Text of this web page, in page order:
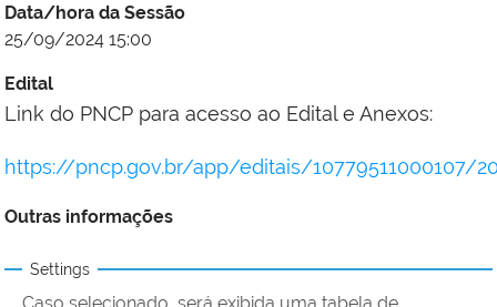
Data/hora da Sessão
25/09/2024 15:00
Edital
Link do PNCP para acesso ao Edital e Anexos:
https://pncp.gov.br/app/editais/10779511000107/
Outras informações
Settings